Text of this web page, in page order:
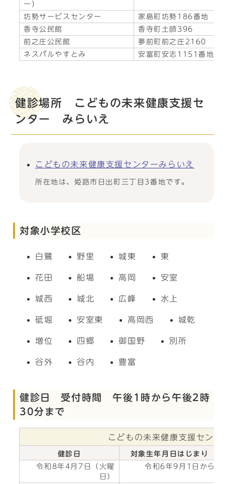
ー）
坊勢サービスセンター
家島町坊勢186番地
香寺公民館
香寺町土師396
前之庄公民館
夢前町前之庄2160
ネスパルやすとみ
安富町安志1151番地
健診場所 こどもの未来健康支援セ
ンター みらいえ
こどもの未来健康支援センターみらいえ
所在地は、姫路市日出町三丁目3番地です。
対象小学校区
白鷺 野里 城東 東
花田 船場 高岡 安室
城西 城北 広峰 水上
砥堀 安室東 高岡西 城乾
増位 四郷 御国野 別所
谷外 谷内 豊富
健診日 受付時間 午後1時から午後2時
30分まで
こどもの未来健康支援センタ
健診日
対象生年月日はじまり
令和8年4月7日（火曜
日）
令和6年9月1日から